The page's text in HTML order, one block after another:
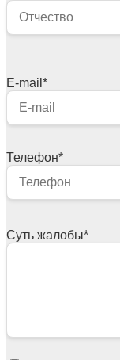
E-mail *
Телефон*
Суть жалобы*